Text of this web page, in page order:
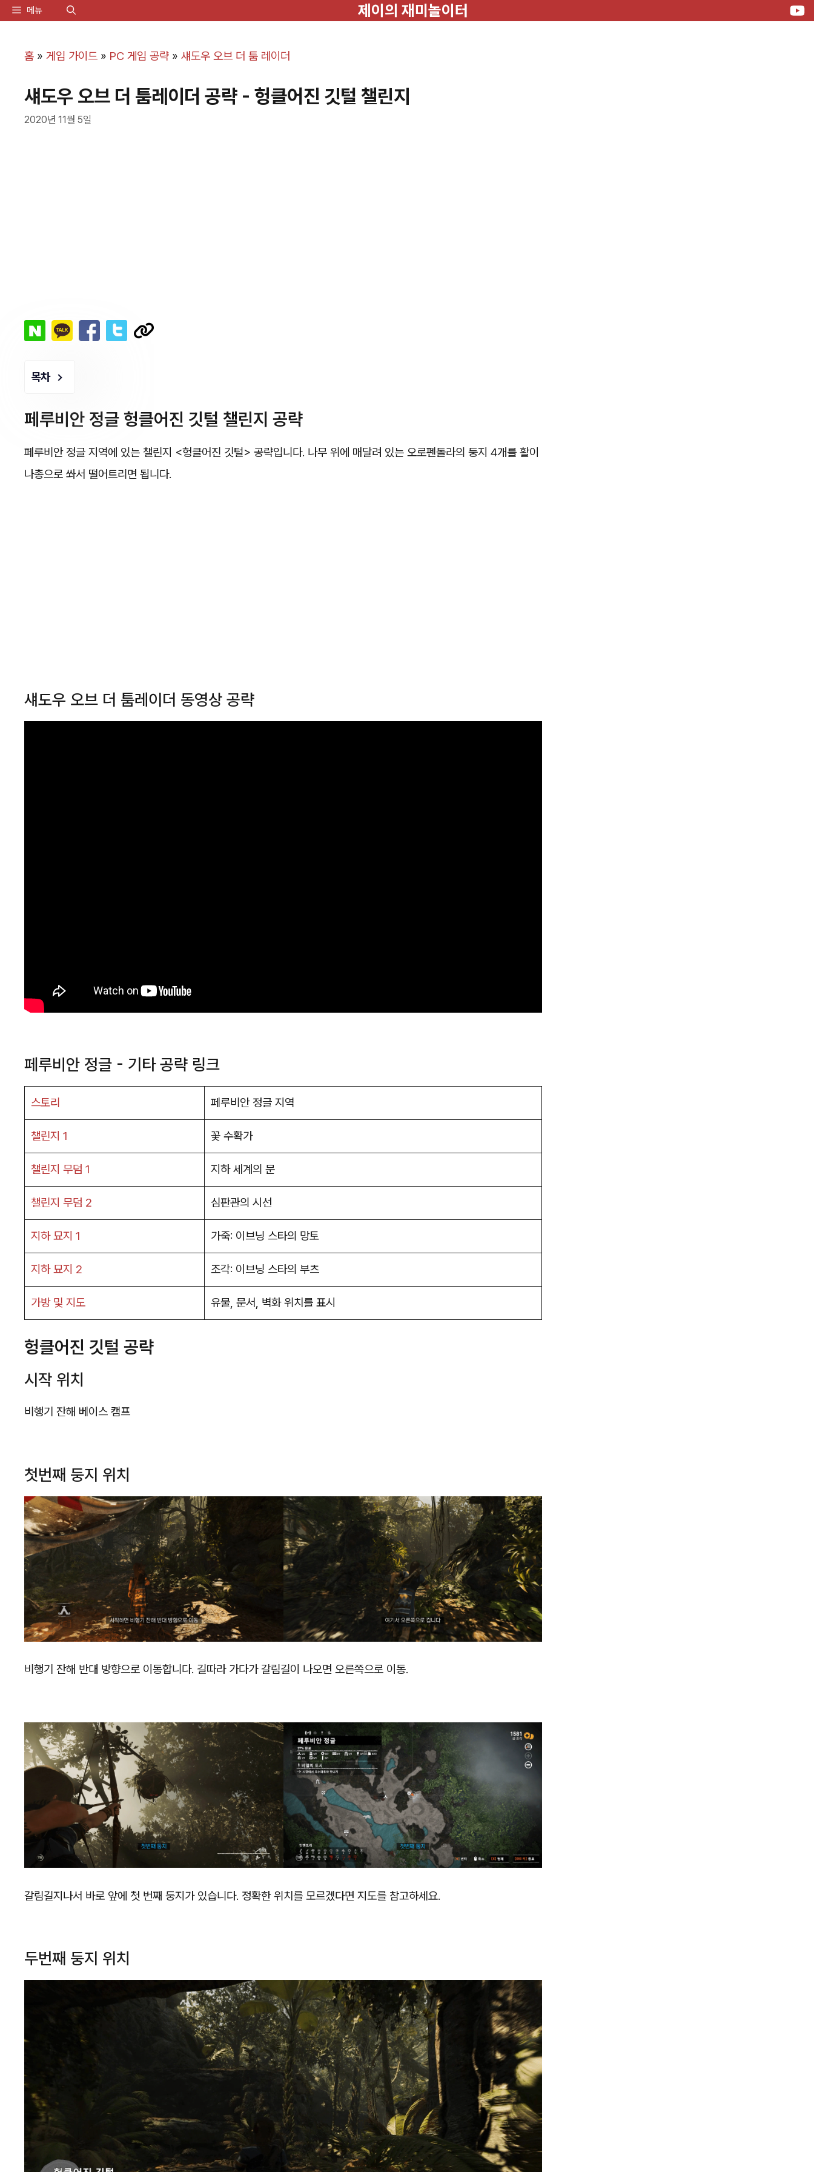
제이의 재미놀이터
메뉴
홈 » 게임 가이드 » PC 게임 공략 » 섀도우 오브 더 툼 레이더
섀도우 오브 더 툼레이더 공략 - 헝클어진 깃털 챌린지
2020년 11월 5일
목차
페루비안 정글 헝클어진 깃털 챌린지 공략
페루비안 정글 지역에 있는 챌린지 <헝클어진 깃털> 공략입니다. 나무 위에 매달려 있는 오로펜돌라의 둥지 4개를 활이
나총으로 쏴서 떨어트리면 됩니다.
섀도우 오브 더 툼레이더 동영상 공략
페루비안 정글 - 기타 공략 링크
스토리 페루비안 정글 지역
챌린지 1 꽃 수확가
챌린지 무덤 1 지하 세계의 문
챌린지 무덤 2 심판관의 시선
지하 묘지 1 가죽: 이브닝 스타의 망토
지하 묘지 2 조각: 이브닝 스타의 부츠
가방 및 지도 유물, 문서, 벽화 위치를 표시
헝클어진 깃털 공략
시작 위치
비행기 잔해 베이스 캠프
첫번째 둥지 위치
비행기 잔해 반대 방향으로 이동합니다. 길따라 가다가 갈림길이 나오면 오른쪽으로 이동.
갈림길지나서 바로 앞에 첫 번째 둥지가 있습니다. 정확한 위치를 모르겠다면 지도를 참고하세요.
두번째 둥지 위치